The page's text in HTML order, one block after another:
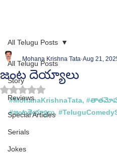
All Telugu Posts
Story
Reviews
Special Articles
Serials
Jokes
All Telugu Posts
జంట దెయ్యాలు
Mohana Krishna Tata Aug 21,
Rated NaN out of 5 stars.
#MohanaKrishnaTata, #త
#జంటదెయ్యాలు,